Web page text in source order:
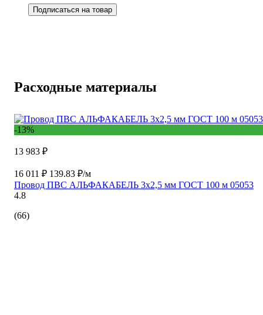
Подписаться на товар
Расходные материалы
-13%
13 983 ₽
16 011 ₽ 139.83 ₽/м
Провод ПВС АЛЬФАКАБЕЛЬ 3х2,5 мм ГОСТ 100 м 05053
4.8
(66)